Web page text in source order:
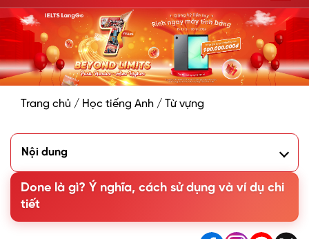
Trang chủ / Học tiếng Anh / Từ vựng
Nội dung
2. Những thành ngữ với Done trong Tiếng Anh
3. Các từ đồng nghĩa và trái nghĩa với Done trong Tiếng
Anh
4. Mẫu hội thoại sử dụng Done trong đời sống hàng ngày
Done là gì? Ý nghĩa, cách sử dụng và ví dụ chi
tiết